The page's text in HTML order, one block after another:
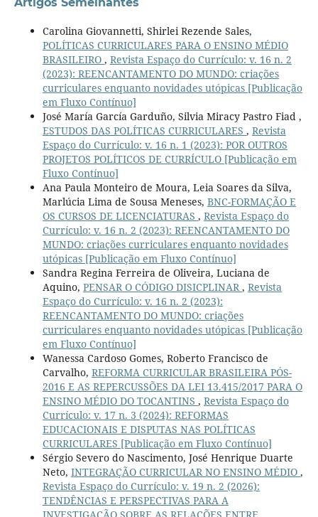
Carolina Giovannetti, Shirlei Rezende Sales,
POLÍTICAS CURRICULARES PARA O ENSINO MÉDIO
BRASILEIRO , Revista Espaço do Currículo: v. 16 n. 2
(2023): REENCANTAMENTO DO MUNDO: criações
curriculares enquanto novidades utópicas [Publicação
em Fluxo Contínuo]
José María García Garduño, Silvia Miracy Pastro Fiad ,
ESTUDOS DAS POLÍTICAS CURRICULARES , Revista
Espaço do Currículo: v. 16 n. 1 (2023): POR OUTROS
PROJETOS POLÍTICOS DE CURRÍCULO [Publicação em
Fluxo Contínuo]
Ana Paula Monteiro de Moura, Leia Soares da Silva,
Marlúcia Lima de Sousa Meneses, BNC-FORMAÇÃO E
OS CURSOS DE LICENCIATURAS , Revista Espaço do
Currículo: v. 16 n. 2 (2023): REENCANTAMENTO DO
MUNDO: criações curriculares enquanto novidades
utópicas [Publicação em Fluxo Contínuo]
Sandra Regina Ferreira de Oliveira, Luciana de
Aquino, PENSAR O CÓDIGO DISICPLINAR , Revista
Espaço do Currículo: v. 16 n. 2 (2023):
REENCANTAMENTO DO MUNDO: criações
curriculares enquanto novidades utópicas [Publicação
em Fluxo Contínuo]
Wanessa Cardoso Gomes, Roberto Francisco de
Carvalho, REFORMA CURRICULAR BRASILEIRA PÓS-
2016 E AS REPERCUSSÕES DA LEI 13.415/2017 PARA O
ENSINO MÉDIO DO TOCANTINS , Revista Espaço do
Currículo: v. 17 n. 3 (2024): REFORMAS
EDUCACIONAIS E DISPUTAS NAS POLÍTICAS
CURRICULARES [Publicação em Fluxo Contínuo]
Sérgio Severo do Nascimento, José Henrique Duarte
Neto, INTEGRAÇÃO CURRICULAR NO ENSINO MÉDIO ,
Revista Espaço do Currículo: v. 19 n. 2 (2026):
TENDÊNCIAS E PERSPECTIVAS PARA A